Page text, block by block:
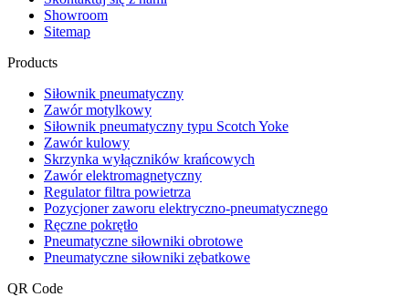
Showroom
Sitemap
Products
Siłownik pneumatyczny
Zawór motylkowy
Siłownik pneumatyczny typu Scotch Yoke
Zawór kulowy
Skrzynka wyłączników krańcowych
Zawór elektromagnetyczny
Regulator filtra powietrza
Pozycjoner zaworu elektryczno-pneumatycznego
Ręczne pokrętło
Pneumatyczne siłowniki obrotowe
Pneumatyczne siłowniki zębatkowe
QR Code